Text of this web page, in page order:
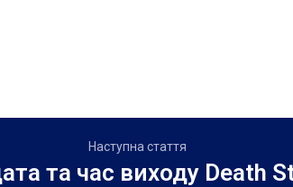
Наступна стаття
та час виходу Death